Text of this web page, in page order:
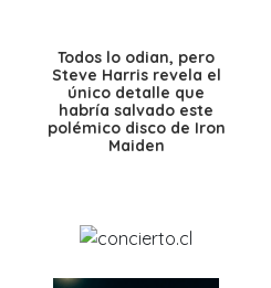
Todos lo odian, pero
Steve Harris revela el
único detalle que
habría salvado este
polémico disco de Iron
Maiden